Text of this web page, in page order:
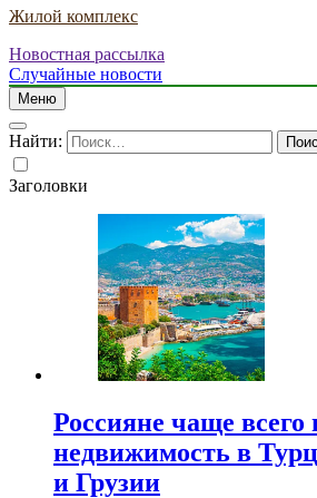
Жилой комплекс
Новостная рассылка
Случайные новости
Меню
Найти:
Заголовки
Россияне чаще
недвижимость в
и Грузии